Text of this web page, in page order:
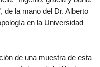
de la mano del Dr. Alberto
en la Universidad
de una muestra de esta